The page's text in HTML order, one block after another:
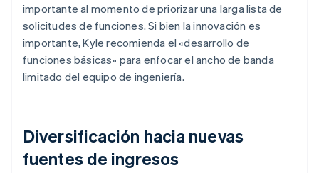
importante al momento de priorizar una larga lista de
solicitudes de funciones. Si bien la innovación es
importante, Kyle recomienda el «desarrollo de
funciones básicas» para enfocar el ancho de banda
limitado del equipo de ingeniería.
Diversificación hacia nuevas
fuentes de ingresos